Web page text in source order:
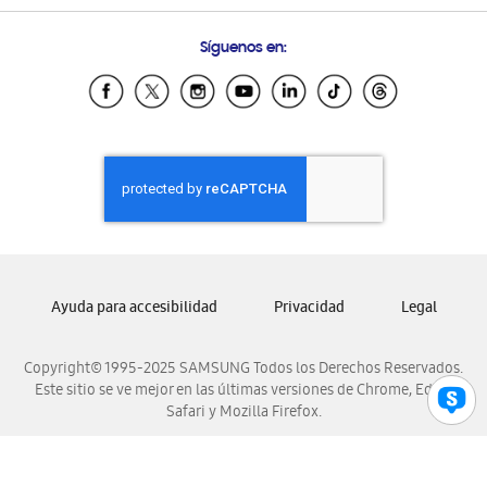
Samsung Ecuador
Samsung El Salvador
Samsung Honduras
Samsung Nicaragua
Samsung Panamá
Samsung Venezuela
Síguenos en:
Copyright© 1995-2025 SAMSUNG Todos los Derechos Reservados.
Este sitio se ve mejor en las últimas versiones de Chrome, Edge,
Safari y Mozilla Firefox.
Ayuda para accesibilidad Privacidad Legal